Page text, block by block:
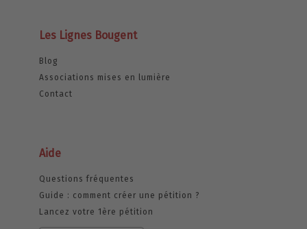
Les Lignes Bougent
Blog
Associations mises en lumière
Contact
Aide
Questions fréquentes
Guide : comment créer une pétition ?
Lancez votre 1ère pétition